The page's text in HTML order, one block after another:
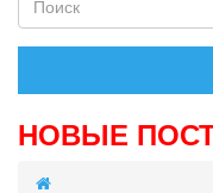
НОВЫЕ